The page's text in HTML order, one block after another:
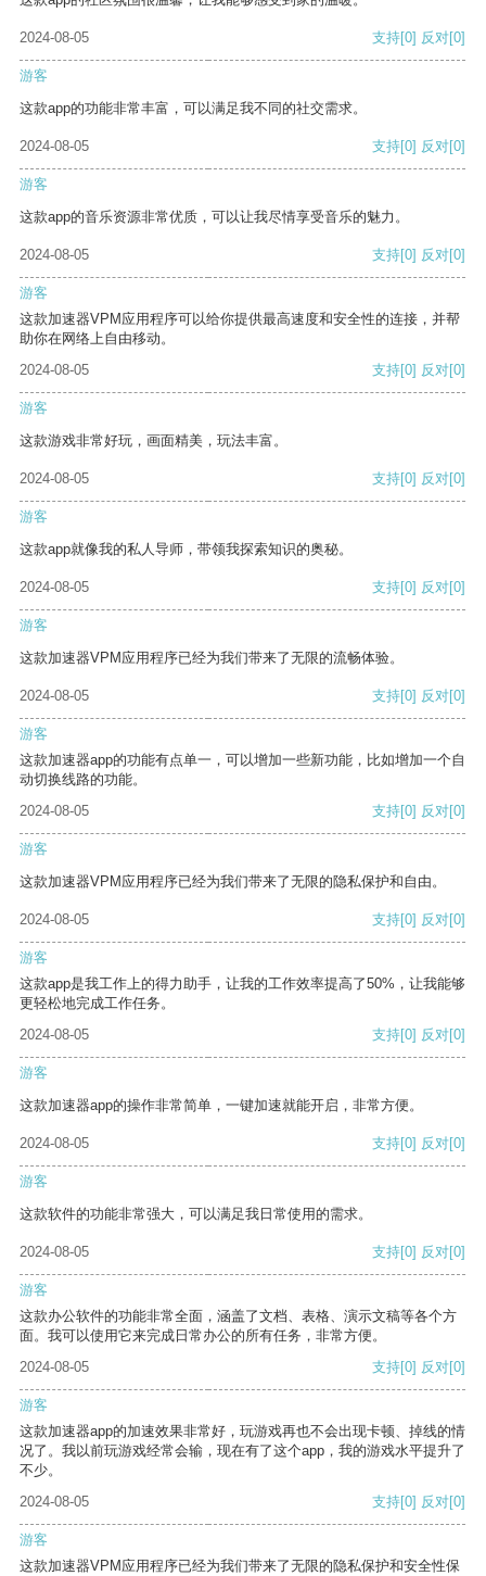
2024-08-05 支持[0] 反对[0]
游客
这款app的功能非常丰富，可以满足我不同的社交需求。
2024-08-05 支持[0] 反对[0]
游客
这款app的音乐资源非常优质，可以让我尽情享受音乐的魅力。
2024-08-05 支持[0] 反对[0]
游客
这款加速器VPM应用程序可以给你提供最高速度和安全性的连接，并帮
助你在网络上自由移动。
2024-08-05
支持[0] 反对[0]
游客
这款游戏非常好玩，画面精美，玩法丰富。
2024-08-05 支持[0] 反对[0]
游客
这款app就像我的私人导师，带领我探索知识的奥秘。
2024-08-05 支持[0] 反对[0]
游客
这款加速器VPM应用程序已经为我们带来了无限的流畅体验。
2024-08-05 支持[0] 反对[0]
游客
这款加速器app的功能有点单一，可以增加一些新功能，比如增加一个自
动切换线路的功能。
2024-08-05
支持[0] 反对[0]
游客
这款加速器VPM应用程序已经为我们带来了无限的隐私保护和自由。
2024-08-05 支持[0] 反对[0]
游客
这款app是我工作上的得力助手，让我的工作效率提高了50%，让我能够
更轻松地完成工作任务。
2024-08-05
支持[0] 反对[0]
游客
这款加速器app的操作非常简单，一键加速就能开启，非常方便。
2024-08-05 支持[0] 反对[0]
游客
这款软件的功能非常强大，可以满足我日常使用的需求。
2024-08-05 支持[0] 反对[0]
游客
这款办公软件的功能非常全面，涵盖了文档、表格、演示文稿等各个方
面。我可以使用它来完成日常办公的所有任务，非常方便。
2024-08-05
支持[0] 反对[0]
游客
这款加速器app的加速效果非常好，玩游戏再也不会出现卡顿、掉线的情
况了。我以前玩游戏经常会输，现在有了这个app，我的游戏水平提升了
不少。
2024-08-05
支持[0] 反对[0]
游客
这款加速器VPM应用程序已经为我们带来了无限的隐私保护和安全性保